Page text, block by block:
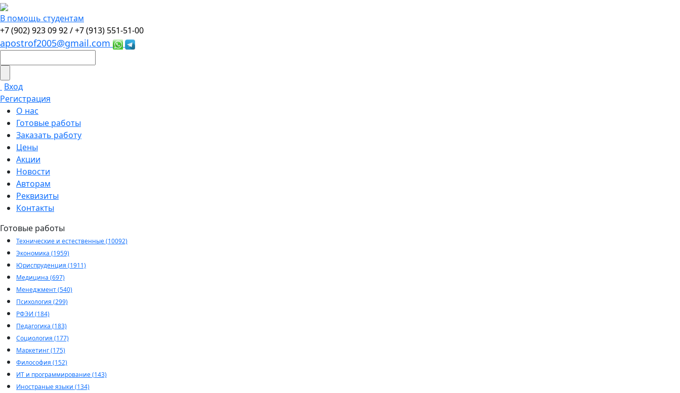
В помощь студентам
+7 (902) 923 09 92 /+7 (913) 551-51-00
apostrof2005@gmail.com
Вход
Регистрация
О нас
Готовые работы
Заказать работу
Цены
Акции
Новости
Авторам
Реквизиты
Контакты
Готовые работы
Технические и естественные (10092)
Экономика (1959)
Юриспруденция (1911)
Медицина (697)
Менеджмент (540)
Психология (299)
РФЭИ (184)
Педагогика (183)
Социология (177)
Маркетинг (175)
Философия (152)
ИТ и программирование (143)
Иностраные языки (134)